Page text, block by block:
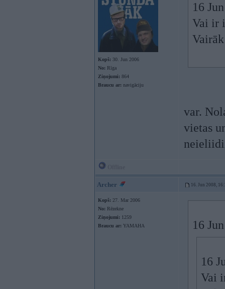
Kopš: 30. Jun 2006
No: Rīga
Ziņojumi: 864
Braucu ar: navigāciju
16
Vai ir
var.
vietas
Archer 16. Jun 2008,
Kopš: 27. Mar 2006
No: Rēzekne
Ziņojumi: 1259
Braucu ar: YAMAHA 16
16
Vai